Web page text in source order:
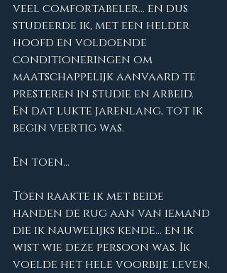
veel comfortabeler... en dus
studeerde ik, met een helder
hoofd en voldoende
conditioneringen om
maatschappelijk aanvaard te
presteren in studie en arbeid.
En dat lukte jarenlang, tot ik
begin veertig was.
En toen...
Toen raakte ik met beide
handen de rug aan van iemand
die ik nauwelijks kende... en ik
wist wie deze persoon was. Ik
voelde het hele voorbije leven,